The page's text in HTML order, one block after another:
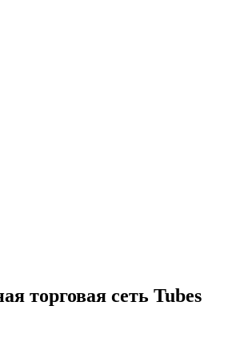
торговая сеть Tubes